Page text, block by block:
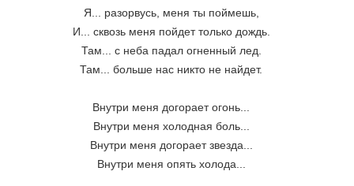
Я... разорвусь, меня ты поймешь,
И... сквозь меня пойдет только дождь.
Там... с неба падал огненный лед.
Там... больше нас никто не найдет.
Внутри меня догорает огонь...
Внутри меня холодная боль...
Внутри меня догорает звезда...
Внутри меня опять холода...